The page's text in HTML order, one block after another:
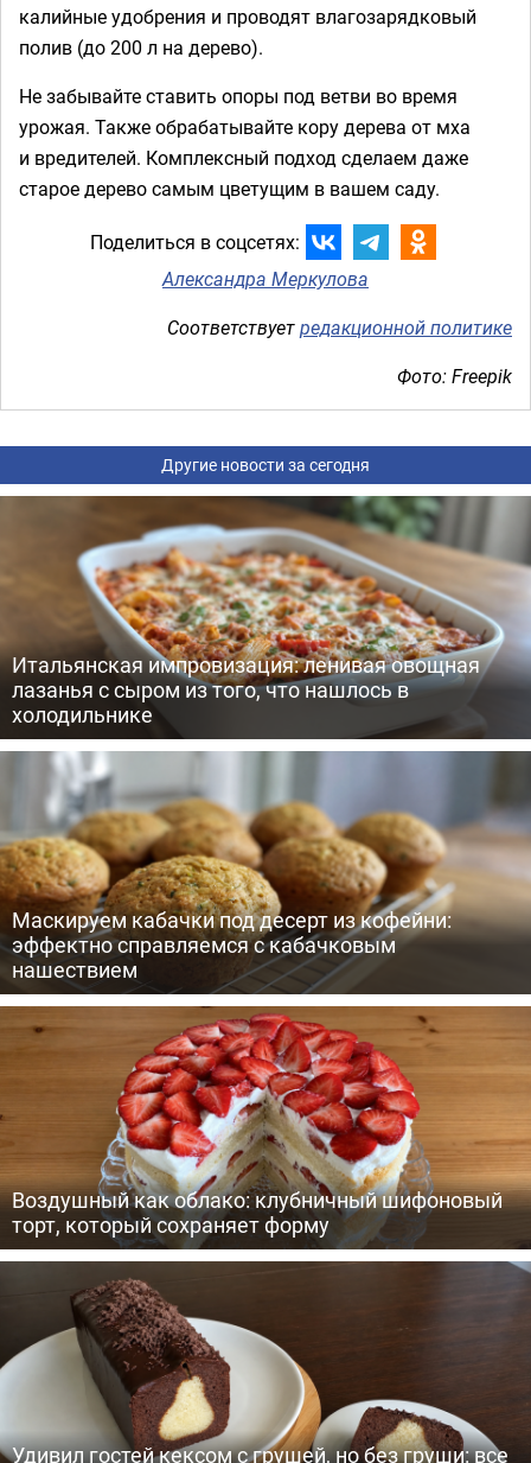
калийные удобрения и проводят влагозарядковый
полив (до 200 л на дерево).
Не забывайте ставить опоры под ветви во время
урожая. Также обрабатывайте кору дерева от мха
и вредителей. Комплексный подход сделаем даже
старое дерево самым цветущим в вашем саду.
Поделиться в соцсетях:
Александра Меркулова
Соответствуетредакционной политике
Фото: Freepik
Другие новости за сегодня
Итальянская импровизация: ленивая овощная
лазанья с сыром из того, что нашлось в
холодильнике
Маскируем кабачки под десерт из кофейни:
эффектно справляемся с кабачковым
нашествием
Воздушный как облако: клубничный шифоновый
торт, который сохраняет форму
Удивил гостей кексом с грушей, но без груши: все